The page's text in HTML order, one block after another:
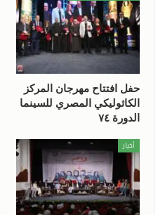
حفل افتتاح مهرجان المركز
الكاثوليكي المصري للسينما
الدورة ٧٤
أخبار